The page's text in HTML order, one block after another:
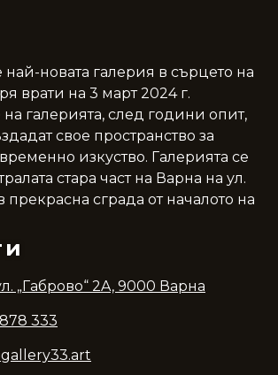
най-новата галерия в сърцето на
врати на 3 март 2024 г.
галерията, след години опит,
свое пространство за
изкуство. Галерията се
стара част на Варна на ул.
прекрасна сграда от началото на
„Габрово“ 2A, 9000 Варна
333